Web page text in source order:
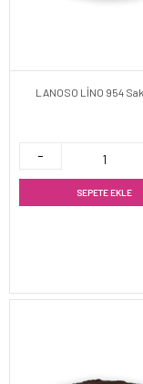
LANOSO LİNO 954
SEPETE EKLE